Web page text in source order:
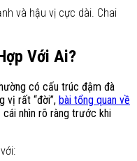
và hậu vị cực dài. Chai
Với Ai?
có cấu trúc đậm đà
vị rất “đời”, bài tổng quan về
nhìn rõ ràng trước khi